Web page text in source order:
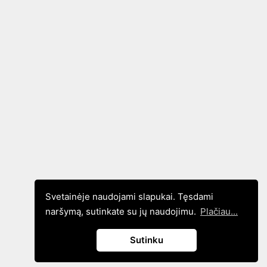
Svetainėje naudojami slapukai. Tęsdami
naršymą, sutinkate su jų naudojimu. Plačiau...
Sutinku